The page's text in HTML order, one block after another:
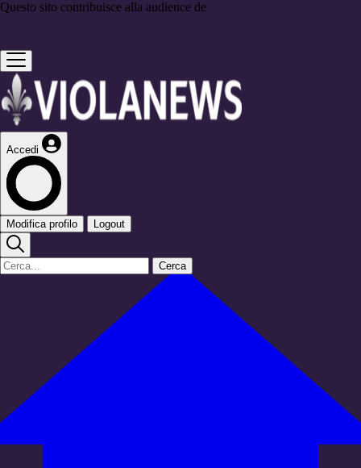
Questo sito contribuisce alla audience de
Accedi
Modifica profilo Logout
Cerca